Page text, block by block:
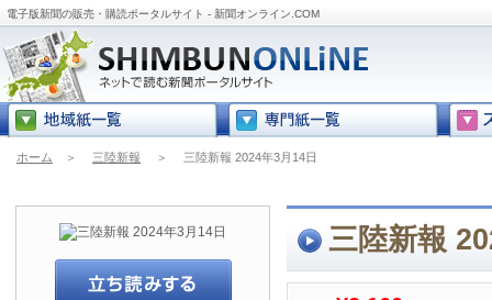
電子版新聞の販売・購読ポータルサイト - 新聞オンライン.COM
ホーム ＞ 三陸新報 ＞ 三陸新報 2024年3月14日
三陸新報